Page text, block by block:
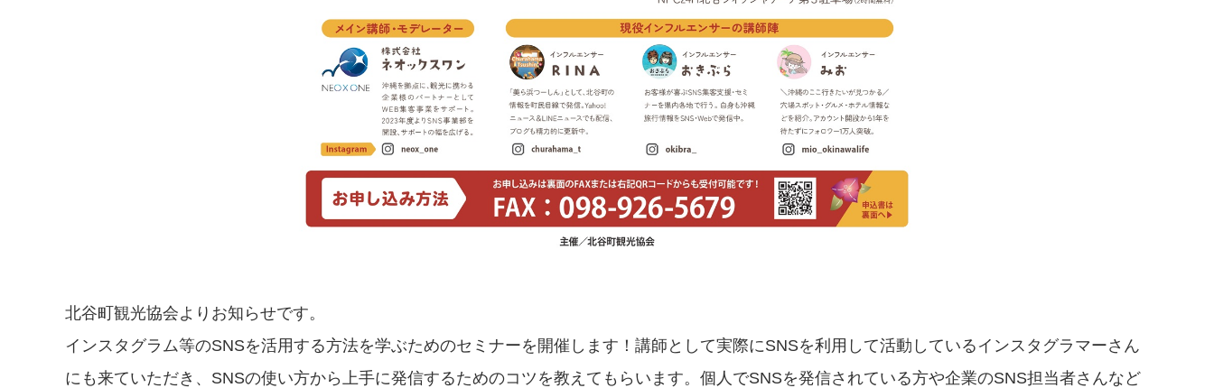
北谷町観光協会よりお知らせです。
インスタグラム等のSNSを活用する方法を学ぶためのセミナーを開催します！講師として実際にSNSを利用して活動しているインスタグラマーさん
にも来ていただき、SNSの使い方から上手に発信するためのコツを教えてもらいます。個人でSNSを発信されている方や企業のSNS担当者さんなど